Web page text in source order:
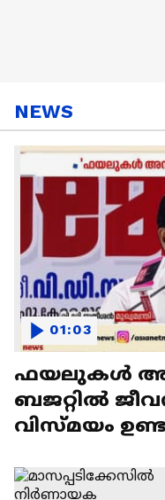
NEWS
ഫയലുകൾ
ബജറ്റിൽ
വിസ്മയം
01:03